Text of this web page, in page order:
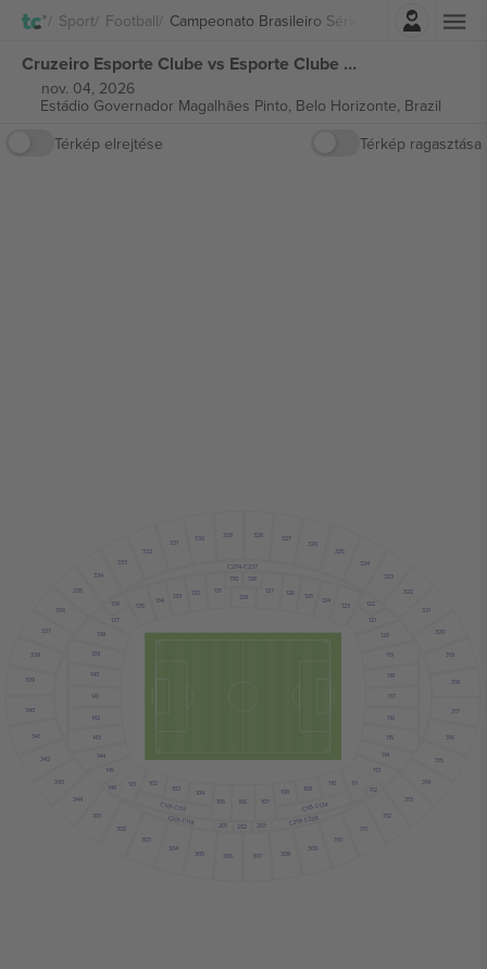
Sport Football Campeonato Brasileiro Série A
Belépés
Cruzeiro Esporte Clube vs Esporte Clube Bahia Campeonato Brasileiro Série A jegyek
nov. 04, 2026
Estádio Governador Magalhães Pinto, Belo Horizonte, Brazil
Térkép elrejtése
Térkép ragasztása
C274-C237
135
134 133 132 131
130 128
129
127 126 125 124
123
C101-C112 C113-C124
C201-C118 C219-C236
203
202
201
111
110
109
108
107
106
105
104
103
102
101
334
333
332
331
330 329 328 327
326
325
324
323
312
311
310
309
308
307
306
305
304
303
302
301
146
145
144
143
142
141
140
139
138
137
136
112
122
121
120
119
118
117
116
115
114
113
344
343
342
341
340
339
338
337
336
335 322
321
320
319
318
317
316
315
314
313